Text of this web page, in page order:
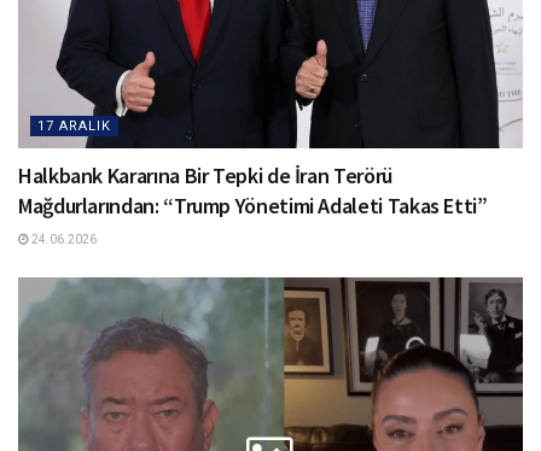
17 ARALIK
Halkbank Kararına Bir Tepki de İran Terörü
Mağdurlarından: “Trump Yönetimi Adaleti Takas Etti”
24.06.2026